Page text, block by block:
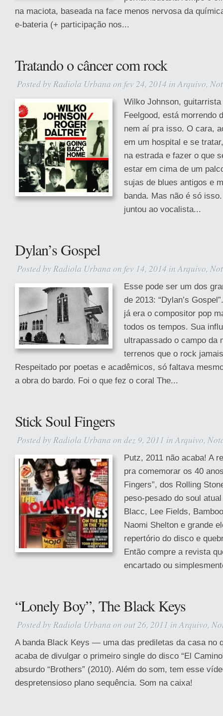
na maciota, baseada na face menos nervosa da
e-bateria (+ participação nos...
Tratando o câncer com rock
Posted by Radiola Urbana on fev 24, 2014 inArquivo,
Wilko Johnson,
Feelgood, está morrendo
nem aí pra isso. O cara,
em um hospital e se
na estrada e fazer o que
estar em cima de um
sujas de blues antigos e
banda. Mas não é só
juntou ao vocalista...
Dylan’s Gospel
Posted by Radiola Urbana on fev 14, 2014 inArquivo,
Esse pode ser um dos
de 2013: “Dylan’s
já era o compositor pop
todos os tempos. Sua
ultrapassado o campo da
terrenos que o rock
Respeitado por poetas e acadêmicos, só faltava
a obra do bardo. Foi o que fez o coral The...
Stick Soul Fingers
Posted by Radiola Urbana on dez 9, 2011 inArquivo,
Putz, 2011 não acaba! A
pra comemorar os 40
Fingers”, dos Rolling
peso-pesado do soul
Blacc, Lee Fields,
Naomi Shelton e grande
repertório do disco e
Então compre a revista
encartado ou
“Lonely Boy”, The Black Keys
Posted by Radiola Urbana on out 26, 2011 inArquivo,
A banda Black Keys — uma das prediletas da casa no
acaba de divulgar o primeiro single do disco “El
absurdo “Brothers” (2010). Além do som, tem esse
despretensioso plano sequência. Som na caixa!